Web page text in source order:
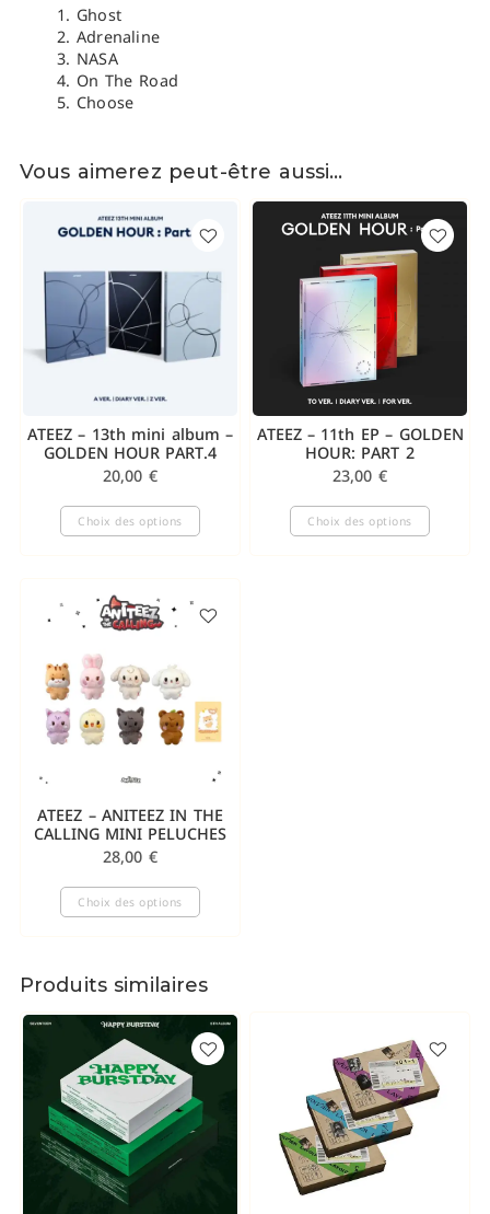
Ghost
Adrenaline
NASA
On The Road
Choose
Vous aimerez peut-être aussi…
ATEEZ – 13th mini album –
GOLDEN HOUR PART.4
20,00 €
Choix des options
ATEEZ – 11th EP – GOLDEN
HOUR: PART 2
23,00 €
Choix des options
ATEEZ – ANITEEZ IN THE
CALLING MINI PELUCHES
28,00 €
Choix des options
Produits similaires